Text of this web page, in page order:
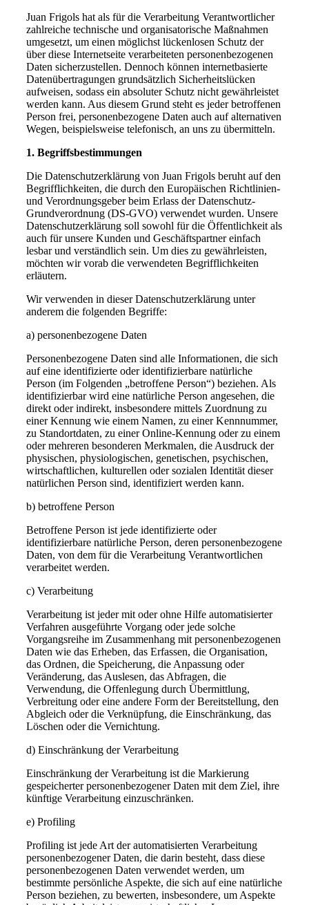
Juan Frigols hat als für die Verarbeitung Verantwortlicher
zahlreiche technische und organisatorische Maßnahmen
umgesetzt, um einen möglichst lückenlosen Schutz der
über diese Internetseite verarbeiteten personenbezogenen
Daten sicherzustellen. Dennoch können internetbasierte
Datenübertragungen grundsätzlich Sicherheitslücken
aufweisen, sodass ein absoluter Schutz nicht gewährleistet
werden kann. Aus diesem Grund steht es jeder betroffenen
Person frei, personenbezogene Daten auch auf alternativen
Wegen, beispielsweise telefonisch, an uns zu übermitteln.
1. Begriffsbestimmungen
Die Datenschutzerklärung von Juan Frigols beruht auf den
Begrifflichkeiten, die durch den Europäischen Richtlinien-
und Verordnungsgeber beim Erlass der Datenschutz-
Grundverordnung (DS-GVO) verwendet wurden. Unsere
Datenschutzerklärung soll sowohl für die Öffentlichkeit als
auch für unsere Kunden und Geschäftspartner einfach
lesbar und verständlich sein. Um dies zu gewährleisten,
möchten wir vorab die verwendeten Begrifflichkeiten
erläutern.
Wir verwenden in dieser Datenschutzerklärung unter
anderem die folgenden Begriffe:
a) personenbezogene Daten
Personenbezogene Daten sind alle Informationen, die sich
auf eine identifizierte oder identifizierbare natürliche
Person (im Folgenden „betroffene Person“) beziehen. Als
identifizierbar wird eine natürliche Person angesehen, die
direkt oder indirekt, insbesondere mittels Zuordnung zu
einer Kennung wie einem Namen, zu einer Kennnummer,
zu Standortdaten, zu einer Online-Kennung oder zu einem
oder mehreren besonderen Merkmalen, die Ausdruck der
physischen, physiologischen, genetischen, psychischen,
wirtschaftlichen, kulturellen oder sozialen Identität dieser
natürlichen Person sind, identifiziert werden kann.
b) betroffene Person
Betroffene Person ist jede identifizierte oder
identifizierbare natürliche Person, deren personenbezogene
Daten, von dem für die Verarbeitung Verantwortlichen
verarbeitet werden.
c) Verarbeitung
Verarbeitung ist jeder mit oder ohne Hilfe automatisierter
Verfahren ausgeführte Vorgang oder jede solche
Vorgangsreihe im Zusammenhang mit personenbezogenen
Daten wie das Erheben, das Erfassen, die Organisation,
das Ordnen, die Speicherung, die Anpassung oder
Veränderung, das Auslesen, das Abfragen, die
Verwendung, die Offenlegung durch Übermittlung,
Verbreitung oder eine andere Form der Bereitstellung, den
Abgleich oder die Verknüpfung, die Einschränkung, das
Löschen oder die Vernichtung.
d) Einschränkung der Verarbeitung
Einschränkung der Verarbeitung ist die Markierung
gespeicherter personenbezogener Daten mit dem Ziel, ihre
künftige Verarbeitung einzuschränken.
e) Profiling
Profiling ist jede Art der automatisierten Verarbeitung
personenbezogener Daten, die darin besteht, dass diese
personenbezogenen Daten verwendet werden, um
bestimmte persönliche Aspekte, die sich auf eine natürliche
Person beziehen, zu bewerten, insbesondere, um Aspekte